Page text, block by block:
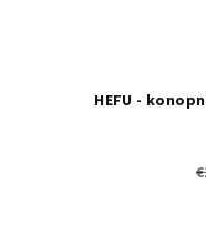
HEFU -